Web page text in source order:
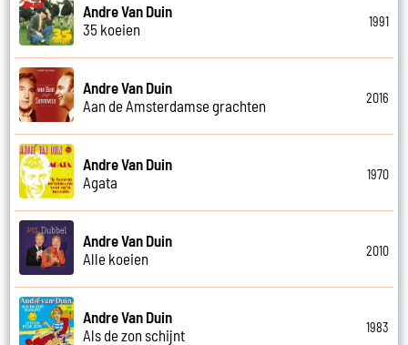
Andre Van Duin
35 koeien
1991
Andre Van Duin
Aan de Amsterdamse grachten
2016
Andre Van Duin
Agata
1970
Andre Van Duin
Alle koeien
2010
Andre Van Duin
Als de zon schijnt
1983